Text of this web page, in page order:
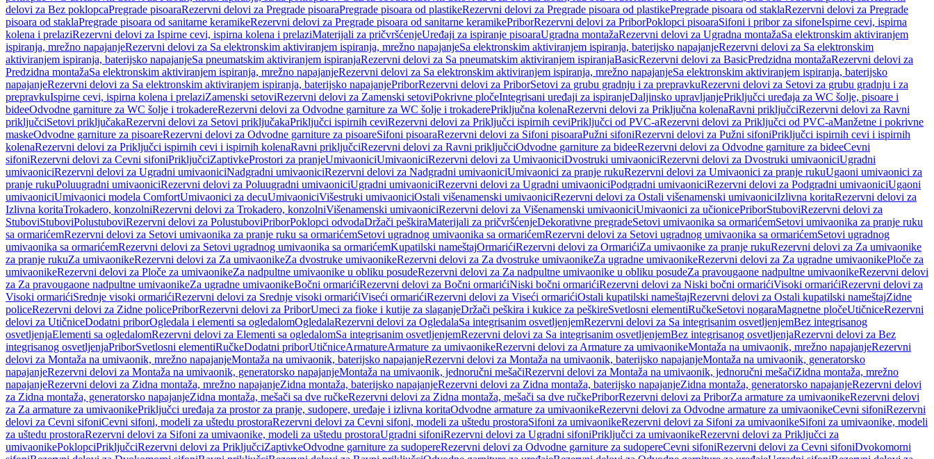
delovi za Bez poklopcaPregrade pisoaraRezervni delovi za Pregrade pisoaraPregrade pisoara od plastikeRezervni delovi za Pregrade pisoara od plastikePregrade pisoara od staklaRezervni delovi za Pregrade
pisoara od staklaPregrade pisoara od sanitarne keramikeRezervni delovi za Pregrade pisoara od sanitarne keramikePriborRezervni delovi za PriborPoklopci pisoaraSifoni i pribor za sifoneIspirne cevi, ispirna
kolena i prelaziRezervni delovi za Ispirne cevi, ispirna kolena i prelaziMaterijali za pričvršćenjeUređaji za ispiranje pisoaraUgradna montažaRezervni delovi za Ugradna montažaSa elektronskim aktiviranjem
ispiranja, mrežno napajanjeRezervni delovi za Sa elektronskim aktiviranjem ispiranja, mrežno napajanjeSa elektronskim aktiviranjem ispiranja, baterijsko napajanjeRezervni delovi za Sa elektronskim
aktiviranjem ispiranja, baterijsko napajanjeSa pneumatskim aktiviranjem ispiranjaRezervni delovi za Sa pneumatskim aktiviranjem ispiranjaBasicRezervni delovi za BasicPredzidna montažaRezervni delovi za
Predzidna montažaSa elektronskim aktiviranjem ispiranja, mrežno napajanjeRezervni delovi za Sa elektronskim aktiviranjem ispiranja, mrežno napajanjeSa elektronskim aktiviranjem ispiranja, baterijsko
napajanjeRezervni delovi za Sa elektronskim aktiviranjem ispiranja, baterijsko napajanjePriborRezervni delovi za PriborSetovi za grubu gradnju i za prepravkuRezervni delovi za Setovi za grubu gradnju i za
prepravkuIspirne cevi, ispirna kolena i prelaziZamenski setoviRezervni delovi za Zamenski setoviPokrivne pločeIntegrisani uređaji za ispiranjeDaljinsko upravljanjePriključci uređaja za WC šolje, pisoare i
bideeOdvodne garniture za WC šolje i trokadereRezervni delovi za Odvodne garniture za WC šolje i trokaderePriključna kolenaRezervni delovi za Priključna kolenaRavni priključciRezervni delovi za Ravni
priključciSetovi priključakaRezervni delovi za Setovi priključakaPriključci ispirnih ceviRezervni delovi za Priključci ispirnih ceviPriključci od PVC-aRezervni delovi za Priključci od PVC-aManžetne i pokrivne
maskeOdvodne garniture za pisoareRezervni delovi za Odvodne garniture za pisoareSifoni pisoaraRezervni delovi za Sifoni pisoaraPužni sifoniRezervni delovi za Pužni sifoniPriključci ispirnih cevi i ispirnih
kolenaRezervni delovi za Priključci ispirnih cevi i ispirnih kolenaRavni priključciRezervni delovi za Ravni priključciOdvodne garniture za bideeRezervni delovi za Odvodne garniture za bideeCevni
sifoniRezervni delovi za Cevni sifoniPriključciZaptivkeProstori za pranjeUmivaoniciUmivaoniciRezervni delovi za UmivaoniciDvostruki umivaoniciRezervni delovi za Dvostruki umivaoniciUgradni
umivaoniciRezervni delovi za Ugradni umivaoniciNadgradni umivaoniciRezervni delovi za Nadgradni umivaoniciUmivaonici za pranje rukuRezervni delovi za Umivaonici za pranje rukuUgaoni umivaonici za
pranje rukuPoluugradni umivaoniciRezervni delovi za Poluugradni umivaoniciUgradni umivaoniciRezervni delovi za Ugradni umivaoniciPodgradni umivaoniciRezervni delovi za Podgradni umivaoniciUgaoni
umivaoniciUmivaonici modela ComfortUmivaonici za decuUmivaoniciVišestruki umivaoniciOstali višenamenski umivaoniciRezervni delovi za Ostali višenamenski umivaoniciIzlivna koritaRezervni delovi za
Izlivna koritaTrokadero, konzolniRezervni delovi za Trokadero, konzolniVišenamenski umivaoniciRezervni delovi za Višenamenski umivaoniciUmivaonici za učionicePriborStuboviRezervni delovi za
StuboviStuboviPolustuboviRezervni delovi za PolustuboviPriborPoklopci odvodaDržači peškiraMaterijali za pričvršćenjeDekorativne pregradeSetovi umivaonika sa ormarićemSetovi umivaonika za pranje ruku
sa ormarićemRezervni delovi za Setovi umivaonika za pranje ruku sa ormarićemSetovi ugradnog umivaonika sa ormarićemRezervni delovi za Setovi ugradnog umivaonika sa ormarićemSetovi ugradnog
umivaonika sa ormarićemRezervni delovi za Setovi ugradnog umivaonika sa ormarićemKupatilski nameštajOrmarićiRezervni delovi za OrmarićiZa umivaonike za pranje rukuRezervni delovi za Za umivaonike
za pranje rukuZa umivaonikeRezervni delovi za Za umivaonikeZa dvostruke umivaonikeRezervni delovi za Za dvostruke umivaonikeZa ugradne umivaonikeRezervni delovi za Za ugradne umivaonikePloče za
umivaonikeRezervni delovi za Ploče za umivaonikeZa nadpultne umivaonike u obliku posudeRezervni delovi za Za nadpultne umivaonike u obliku posudeZa pravougaone nadpultne umivaonikeRezervni delovi
za Za pravougaone nadpultne umivaonikeZa ugradne umivaonikeBočni ormarićiRezervni delovi za Bočni ormarićiNiski bočni ormarićiRezervni delovi za Niski bočni ormarićiVisoki ormarićiRezervni delovi za
Visoki ormarićiSrednje visoki ormarićiRezervni delovi za Srednje visoki ormarićiViseći ormarićiRezervni delovi za Viseći ormarićiOstali kupatilski nameštajRezervni delovi za Ostali kupatilski nameštajZidne
policeRezervni delovi za Zidne policePriborRezervni delovi za PriborUmeci za fioke i kutije za slaganjeDržači peškira i kukice za peškireSvetlosni elementiRučkeSetovi nogaraMagnetne pločeUtičniceRezervni
delovi za UtičniceDodatni priborOgledala i elementi sa ogledalomOgledalaRezervni delovi za OgledalaSa integrisanim osvetljenjemRezervni delovi za Sa integrisanim osvetljenjemBez integrisanog
osvetljenjaElementi sa ogledalomRezervni delovi za Elementi sa ogledalomSa integrisanim osvetljenjemRezervni delovi za Sa integrisanim osvetljenjemBez integrisanog osvetljenjaRezervni delovi za Bez
integrisanog osvetljenjaPriborSvetlosni elementiRučkeDodatni priborUtičniceArmatureArmature za umivaonikeRezervni delovi za Armature za umivaonikeMontaža na umivaonik, mrežno napajanjeRezervni
delovi za Montaža na umivaonik, mrežno napajanjeMontaža na umivaonik, baterijsko napajanjeRezervni delovi za Montaža na umivaonik, baterijsko napajanjeMontaža na umivaonik, generatorsko
napajanjeRezervni delovi za Montaža na umivaonik, generatorsko napajanjeMontaža na umivaonik, jednoručni mešačiRezervni delovi za Montaža na umivaonik, jednoručni mešačiZidna montaža, mrežno
napajanjeRezervni delovi za Zidna montaža, mrežno napajanjeZidna montaža, baterijsko napajanjeRezervni delovi za Zidna montaža, baterijsko napajanjeZidna montaža, generatorsko napajanjeRezervni delovi
za Zidna montaža, generatorsko napajanjeZidna montaža, mešači sa dve ručkeRezervni delovi za Zidna montaža, mešači sa dve ručkePriborRezervni delovi za PriborZa armature za umivaonikeRezervni delovi
za Za armature za umivaonikePriključci uređaja za prostor za pranje, sudopere, uređaje i izlivna koritaOdvodne armature za umivaonikeRezervni delovi za Odvodne armature za umivaonikeCevni sifoniRezervni
delovi za Cevni sifoniCevni sifoni, modeli za uštedu prostoraRezervni delovi za Cevni sifoni, modeli za uštedu prostoraSifoni za umivaonikeRezervni delovi za Sifoni za umivaonikeSifoni za umivaonike, modeli
za uštedu prostoraRezervni delovi za Sifoni za umivaonike, modeli za uštedu prostoraUgradni sifoniRezervni delovi za Ugradni sifoniPriključci za umivaonikeRezervni delovi za Priključci za
umivaonikePoklopciPriključciRezervni delovi za PriključciZaptivkeOdvodne garniture za sudopereRezervni delovi za Odvodne garniture za sudopereCevni sifoniRezervni delovi za Cevni sifoniDvokomorni